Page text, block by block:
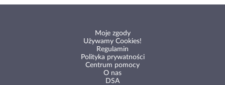
Moje zgody
Używamy Cookies!
Regulamin
Polityka prywatności
Centrum pomocy
O nas
DSA